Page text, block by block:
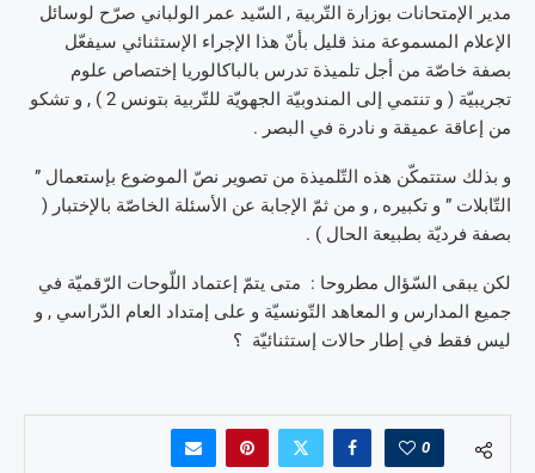
مدير الإمتحانات بوزارة التّربية , السّيد عمر الولباني صرّح لوسائل
الإعلام المسموعة منذ قليل بأنّ هذا الإجراء الإستثنائي سيفعّل
بصفة خاصّة من أجل تلميذة تدرس بالباكالوريا إختصاص علوم
تجريبيّة ( و تنتمي إلى المندوبيّة الجهويّة للتّربية بتونس 2 ) , و تشكو
من إعاقة عميقة و نادرة في البصر .
و بذلك ستتمكّن هذه التّلميذة من تصوير نصّ الموضوع بإستعمال ”
التّابلات ” و تكبيره , و من ثمّ الإجابة عن الأسئلة الخاصّة بالإختبار (
بصفة فرديّة بطبيعة الحال ) .
لكن يبقى السّؤال مطروحا : متى يتمّ إعتماد اللّوحات الرّقميّة في
جميع المدارس و المعاهد التّونسيّة و على إمتداد العام الدّراسي , و
ليس فقط في إطار حالات إستثنائيّة ؟
0